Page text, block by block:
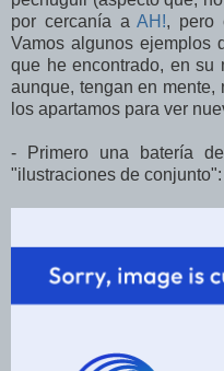
por cercanía aAH!, pero
Vamos algunos ejemplos
que he encontrado, en su
aunque, tengan en mente,
los apartamos para ver
- Primero una batería
"ilustraciones de conjunto":